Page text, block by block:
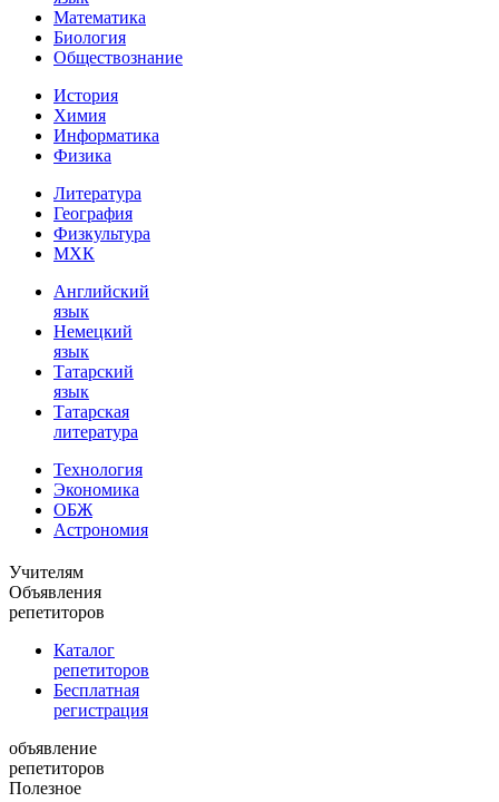
Математика
Биология
Обществознание
История
Химия
Информатика
Физика
Литература
География
Физкультура
МХК
Английский
язык
Немецкий
язык
Татарский
язык
Татарская
литература
Технология
Экономика
ОБЖ
Астрономия
Учителям
Объявления
репетиторов
Каталог
репетиторов
Бесплатная
регистрация
объявление
репетиторов
Полезное